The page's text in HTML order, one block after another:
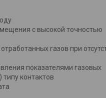
с высокой точностью
газов при
показателями газовых
контактов